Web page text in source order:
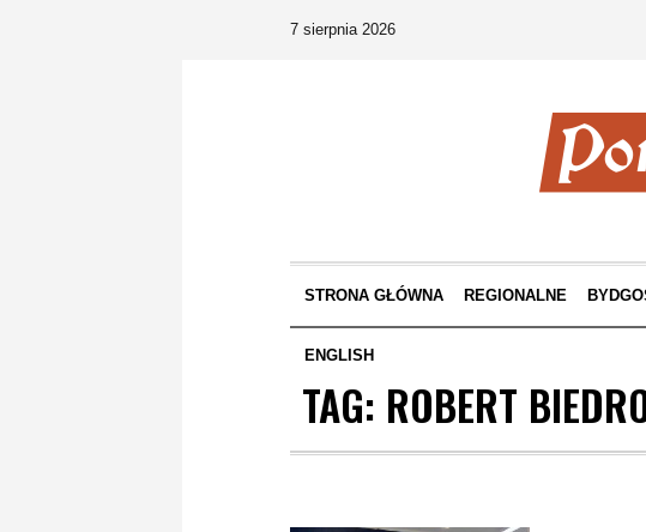
7 sierpnia 2026
STRONA GŁÓWNA REGIONALNE
ENGLISH
TAG: ROBERT